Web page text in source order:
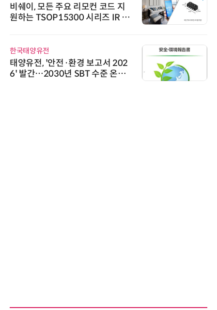
비쉐이, 모든 주요 리모컨 코드 지
원하는 TSOP15300 시리즈 IR 수
한국태양유전
태양유전, '안전·환경 보고서 202
6' 발간…2030년 SBT 수준 온실